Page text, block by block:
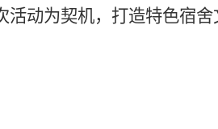
活动为契机，打造特色宿